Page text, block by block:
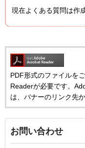
現在よくある質問は作
PDF形式のファイルを
Readerが必要です。
は、バナーのリンク先
お問い合わせ